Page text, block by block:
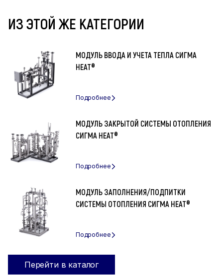
ИЗ ЭТОЙ ЖЕ КАТЕГОРИИ
МОДУЛЬ ВВОДА И УЧЕТА ТЕПЛА СИГМА
HEAT®
МОДУЛЬ ЗАКРЫТОЙ СИСТЕМЫ ОТОПЛЕНИЯ
СИГМА HEAT®
МОДУЛЬ ЗАПОЛНЕНИЯ/ПОДПИТКИ
СИСТЕМЫ ОТОПЛЕНИЯ СИГМА HEAT®
Перейти в каталог